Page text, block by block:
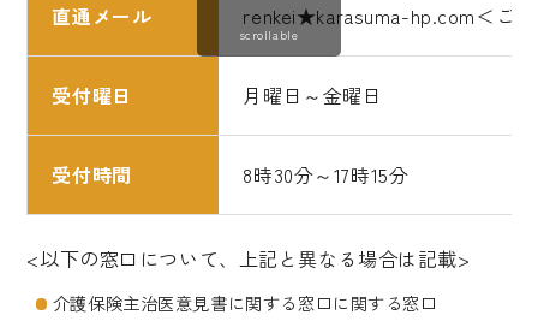
直通メール renkei★karasuma-hp.com＜ご
受付曜日 月曜日～金曜日
受付時間 8時30分～17時15分
scrollable
<以下の窓口について、上記と異なる場合は記載>
介護保険主治医意見書に関する窓口に関する窓口